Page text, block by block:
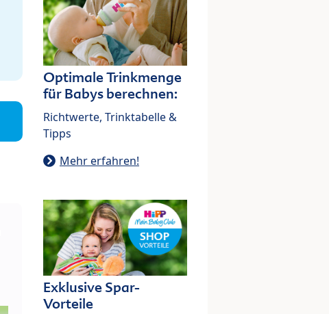
Optimale Trinkmenge
für Babys berechnen:
Richtwerte, Trinktabelle &
Tipps
Mehr erfahren!
Exklusive Spar-
Vorteile